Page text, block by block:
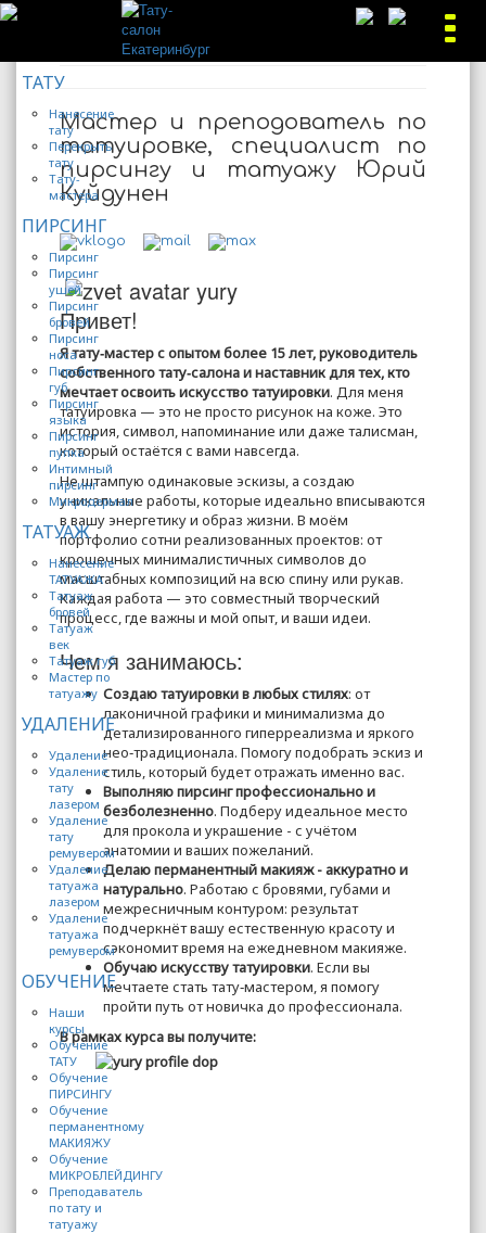
ТАТУ
Нанесение
тату
Перекрыть
тату
Тату-
мастера
ПИРСИНГ
Пирсинг
Пирсинг
ушей
Пирсинг
бровей
Пирсинг
носа
Пирсинг
губ
Пирсинг
языка
Пирсинг
пупка
Интимный
пирсинг
Микродермал
ТАТУАЖ
Нанесение
ТАТУАЖА
Татуаж
бровей
Татуаж
век
Татуаж губ
Мастер по
татуажу
УДАЛЕНИЕ
Удаление
Удаление
тату
лазером
Удаление
тату
ремувером
Удаление
татуажа
лазером
Удаление
татуажа
ремувером
ОБУЧЕНИЕ
Наши
курсы
Обучение
ТАТУ
Обучение
ПИРСИНГУ
Обучение
перманентному
МАКИЯЖУ
Обучение
МИКРОБЛЕЙДИНГУ
Преподаватель
по тату и
татуажу
Мастер и преподователь по
татуировке, специалист по
пирсингу и татуажу Юрий
Куйдунен
Привет!
Я тату‑мастер с опытом более 15 лет, руководитель
собственного тату‑салона и наставник для тех, кто
мечтает освоить искусство татуировки. Для меня
татуировка — это не просто рисунок на коже. Это
история, символ, напоминание или даже талисман,
который остаётся с вами навсегда.
Не штампую одинаковые эскизы, а создаю
уникальные работы, которые идеально вписываются
в вашу энергетику и образ жизни. В моём
портфолио сотни реализованных проектов: от
крошечных минималистичных символов до
масштабных композиций на всю спину или рукав.
Каждая работа — это совместный творческий
процесс, где важны и мой опыт, и ваши идеи.
Чем я занимаюсь:
Создаю татуировки в любых стилях: от
лаконичной графики и минимализма до
детализированного гиперреализма и яркого
нео‑традиционала. Помогу подобрать эскиз и
стиль, который будет отражать именно вас.
Выполняю пирсинг профессионально и
безболезненно. Подберу идеальное место
для прокола и украшение - с учётом
анатомии и ваших пожеланий.
Делаю перманентный макияж - аккуратно и
натурально. Работаю с бровями, губами и
межресничным контуром: результат
подчеркнёт вашу естественную красоту и
сэкономит время на ежедневном макияже.
Обучаю искусству татуировки. Если вы
мечтаете стать тату‑мастером, я помогу
пройти путь от новичка до профессионала.
В рамках курса вы получите: